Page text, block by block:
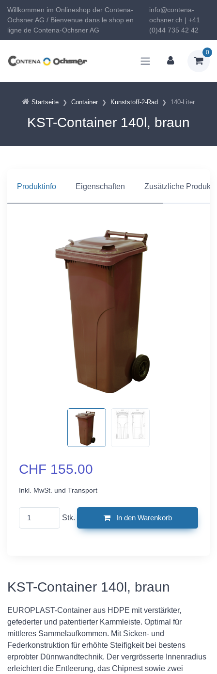
Willkommen im Onlineshop der Contena-
Ochsner AG / Bienvenue dans le shop en
ligne de Contena-Ochsner AG
info@contena-
ochsner.ch | +41
(0)44 735 42 42
0
Startseite Container Kunststoff-2-Rad 140-Liter
KST-Container 140l, braun
Produktinfo Eigenschaften Zusätzliche
CHF 155.00
Inkl. MwSt. und Transport
Stk. In den Warenkorb
KST-Container 140l, braun
EUROPLAST-Container aus HDPE mit verstärkter,
gefederter und patentierter Kammleiste. Optimal für
mittleres Sammelaufkommen. Mit Sicken- und
Federkonstruktion für erhöhte Steifigkeit bei bestens
erprobter Dünnwandtechnik. Der vergrösserte Innenradius
erleichtert die Entleerung, das Chipnest sowie zwei